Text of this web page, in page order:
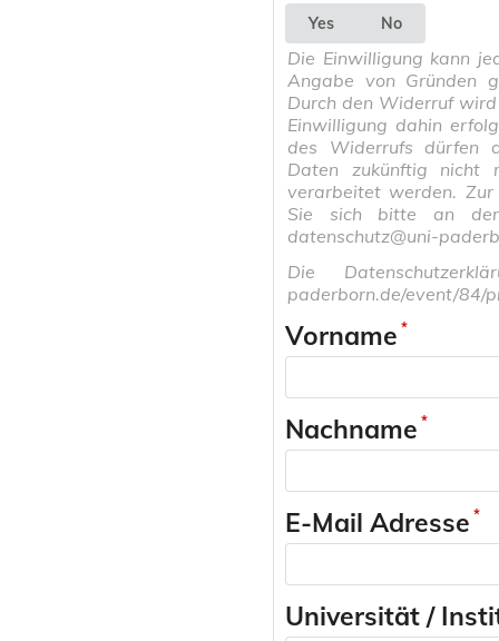
Yes No
Die Einwilligung kann
Angabe von Gründen
Durch den Widerruf
Einwilligung dahin
des Widerrufs dürfen
Daten zukünftig nicht
verarbeitet werden.
Sie sich bitte an
datenschutz@uni-
Die
paderborn.de/event/84/
Vorname
Nachname
E-Mail Adresse
Universität /